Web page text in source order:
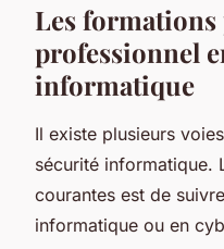
Les
professionnel
informatique
Il existe plusieurs
sécurité informatique.
courantes est de
informatique ou en